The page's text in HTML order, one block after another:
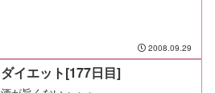
2008.09.29
ダイエット[177日目]